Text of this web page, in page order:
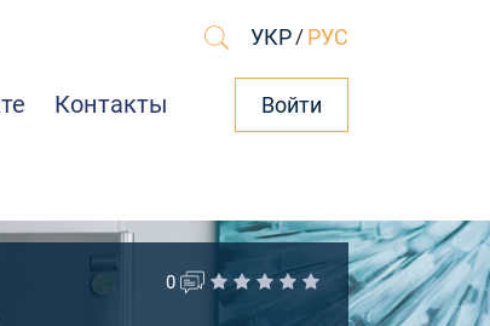
УКР / РУС
Контакты Войти
0